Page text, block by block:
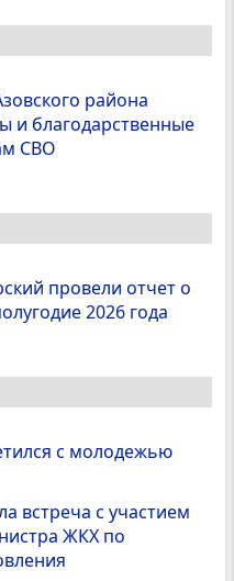
района
и благодарственные
СВО
провели отчет о
2026 года
с молодежью
встреча с участием
ЖКХ по